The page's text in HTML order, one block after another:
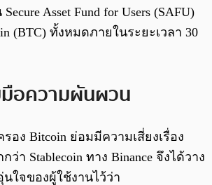
Asset Fund for Users (SAFU)
(BTC) ทั้งหมดภายในระยะเวลา 30
อความผันผวน
อง Bitcoin ย่อมมีความเสี่ยงเรื่อง
า Stablecoin ทาง Binance จึงได้วาง
นใจของผู้ใช้งานไว้ว่า